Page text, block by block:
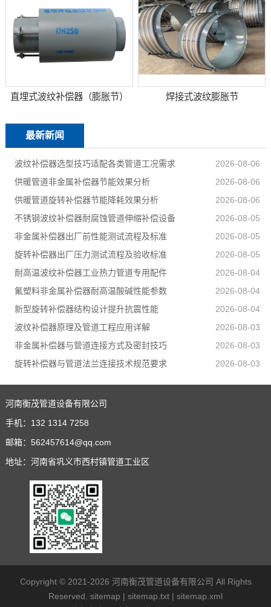
直埋式波纹补偿器（膨胀节） 焊接式波纹膨胀节
最新新闻
波纹补偿器选型技巧适配各类管道工况需求
2026-08-06
供暖管道非金属补偿器节能效果分析
2026-08-06
供暖管道旋转补偿器节能降耗效果分析
2026-08-06
不锈钢波纹补偿器耐腐蚀管道伸缩补偿设备
2026-08-05
非金属补偿器出厂前性能测试流程及标准
2026-08-05
旋转补偿器出厂压力测试流程及验收标准
2026-08-05
耐高温波纹补偿器工业热力管道专用配件
2026-08-04
氟塑料非金属补偿器耐高温酸碱性能参数
2026-08-04
新型旋转补偿器结构设计提升抗震性能
2026-08-04
波纹补偿器原理及管道工程应用详解
2026-08-03
非金属补偿器与管道连接方式及密封技巧
2026-08-03
旋转补偿器与管道法兰连接技术规范要求
2026-08-03
河南衡茂管道设备有限公司
手机： 132 1314 7258
邮箱： 562457614@qq.com
地址：河南省巩义市西村镇管道工业区
Copyright © 2021-2026 河南衡茂管道设备有限公司 All Rights
Reserved. sitemap | sitemap.txt | sitemap.xml